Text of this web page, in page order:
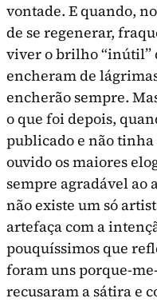
vontade. E quando,
de se regenerar,
viver o brilho “inútil”
encheram de
encherão sempre.
o que foi depois,
publicado e não
ouvido os maiores
sempre agradável ao
não existe um só
artefaça com a
pouquíssimos que
foram uns porque-
recusaram a sátira e